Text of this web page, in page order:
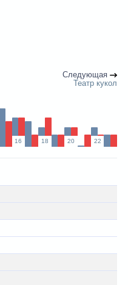
Следующая
Театр кукол
16 18 20 22
- остановка